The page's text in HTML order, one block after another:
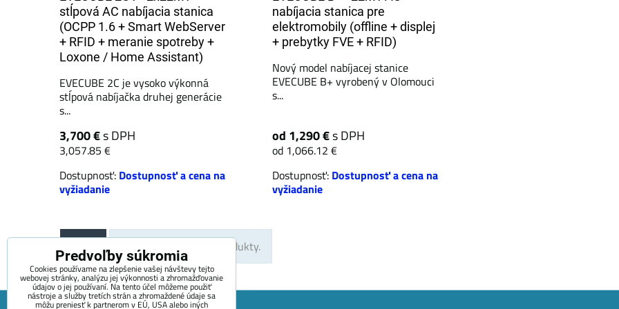
stĺpová AC nabíjacia stanica
(OCPP 1.6 + Smart WebServer
+ RFID + meranie spotreby +
Loxone / Home Assistant)
EVECUBE 2C je vysoko výkonná
stĺpová nabíjačka druhej generácie
s...
3,700 €s DPH
3,057.85 €
Dostupnosť: Dostupnosť a cena na
vyžiadanie
nabíjacia stanica pre
elektromobily (offline + displej
+ prebytky FVE + RFID)
Nový model nabíjacej stanice
EVECUBE B+ vyrobený v Olomouci
s...
od 1,290 €s DPH
od 1,066.12 €
Dostupnosť: Dostupnosť a cena na
vyžiadanie
Hore Nie sú žiadne ďalšie produkty.
Predvoľby súkromia
Cookies používame na zlepšenie vašej návštevy tejto
webovej stránky, analýzu jej výkonnosti a zhromažďovanie
údajov o jej používaní. Na tento účel môžeme použiť
nástroje a služby tretích strán a zhromaždené údaje sa
môžu preniesť k partnerom v EÚ, USA alebo iných